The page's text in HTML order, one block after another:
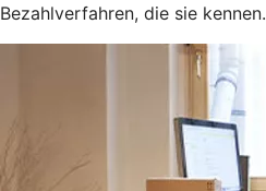
Bezahlverfahren, die sie kennen.